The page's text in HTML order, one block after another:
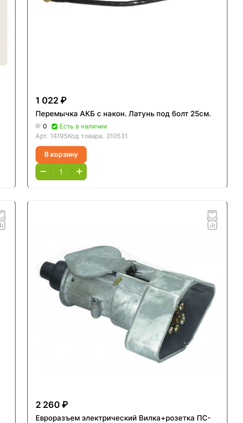
1 022 ₽
Перемычка АКБ с након. Латунь под болт 25см.
0
Есть в наличии
Арт. 14195Код товара. 310531
В корзину
2 260 ₽
Евроразъем электрический Вилка+розетка ПС-